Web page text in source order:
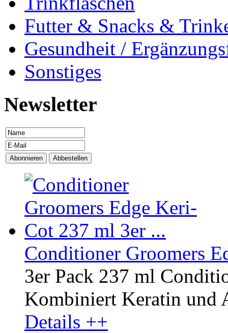
Futter & Snacks &
Gesundheit /
Sonstiges
Newsletter
Conditioner Groomers
3er Pack 237 ml
Kombiniert Keratin und
Details ++